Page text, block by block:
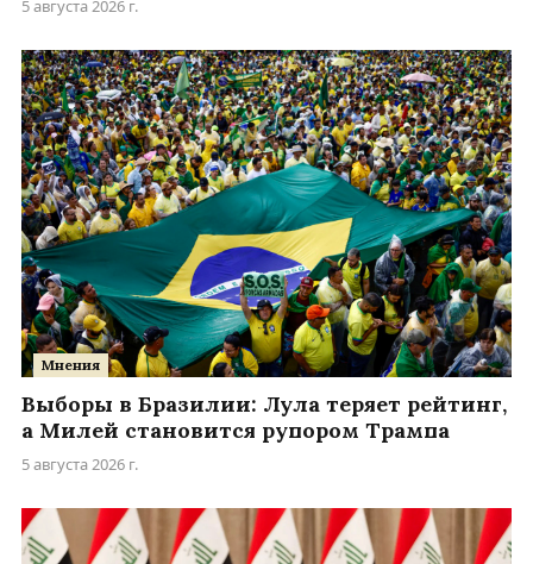
5 августа 2026 г.
Мнения
Выборы в Бразилии: Лула теряет рейтинг,
а Милей становится рупором Трампа
5 августа 2026 г.